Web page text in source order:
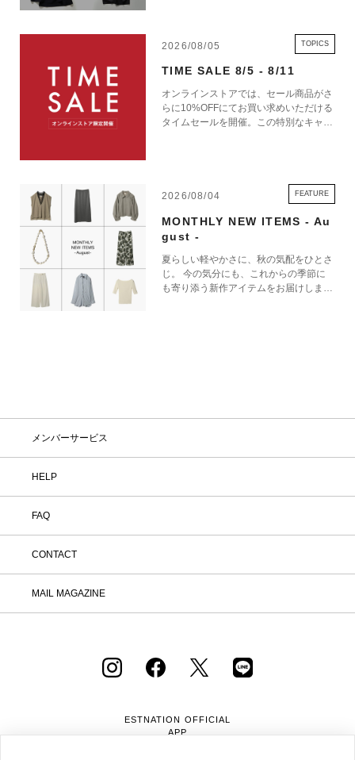
紐: コットン
常に新しい服を買い続け、消耗品社会の一部となるのではなく、今あるワ
ードローブを実際にどうケアしていくかについて情熱を傾ける、スウェー
デン・ストックホルム発のトータルファッションケアブランド。ミニマム
な衣料ケア製品に、優しさ、機能性、持ち歩ける利便性などの機能を組み
STEAMERY 商品一覧
2026/08/05 TOPICS
TIME SALE 8/5 - 8/11
オンラインストアでは、セール商品がさ
らに10%OFFにてお買い求めいただける
タイムセールを開催。この特別なキャン
2026/08/04 FEATURE
MONTHLY NEW ITEMS - Au
gust -
夏らしい軽やかさに、秋の気配をひとさ
じ。 今の気分にも、これからの季節に
も寄り添う新作アイテムをお届けしま
メンバーサービス
HELP
FAQ
CONTACT
MAIL MAGAZINE
ESTNATION OFFICIAL
APP